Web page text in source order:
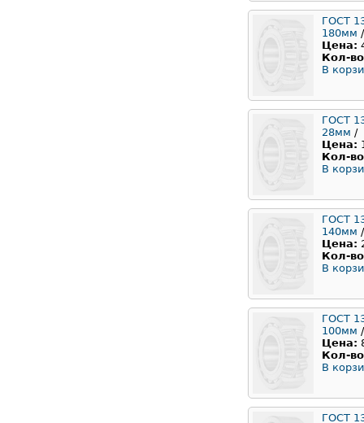
ГОСТ
180мм /
Цена:
Кол-
В
ГОСТ
28мм /
Цена:
Кол-
В
ГОСТ
140мм /
Цена:
Кол-
В
ГОСТ
100мм /
Цена:
Кол-
В
ГОСТ